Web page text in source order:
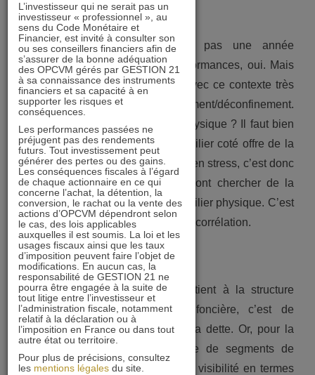
physique ?
Laurent Gauville– Ce n’était pas une année
exceptionnelle en termes de performances, oui. Mais
c’était aussi une année inédite, avec ce contexte très
particulier de confinement/déconfinement.
Comparaison avec l’immobilier physique ? Il faut bien
comprendre que le secteur immobilier coté offre de la
liquidité. Quand les marchés sont en stress, c’est donc
sur le compartiment coté qu’ils vont chercher de la
liquidité. Pas sur le marché immobilier physique. C’est
une première explication à cette décorrélation.
Et la deuxième ?
Laurent Gauville– La seconde tient à la structure
bilantielle des foncières. Une foncière, c’est de
l’immobilier, mais c’est aussi de la dette. Or, pour la
première fois, un certain nombre de segments de
l’immobilier coté n’a plus offert de visibilité en termes
L’investisseur qui ne serait pas un
investisseur « professionnel », au
sens du Code Monétaire et
Financier, est invité à consulter son
ou ses conseillers financiers afin de
s’assurer de la bonne adéquation
des OPCVM gérés par GESTION 21
à sa connaissance des instruments
financiers et sa capacité à en
supporter les risques et
conséquences.
Les performances passées ne
préjugent pas des rendements
futurs. Tout investissement peut
générer des pertes ou des gains.
Les conséquences fiscales à l’égard
de chaque actionnaire en ce qui
concerne l’achat, la détention, la
conversion, le rachat ou la vente des
actions d’OPCVM dépendront selon
le cas, des lois applicables
auxquelles il est soumis. La loi et les
usages fiscaux ainsi que les taux
d’imposition peuvent faire l’objet de
modifications. En aucun cas, la
responsabilité de GESTION 21 ne
pourra être engagée à la suite de
tout litige entre l’investisseur et
l’administration fiscale, notamment
relatif à la déclaration ou à
l’imposition en France ou dans tout
autre état ou territoire.
Pour plus de précisions, consultez
les mentions légales du site.